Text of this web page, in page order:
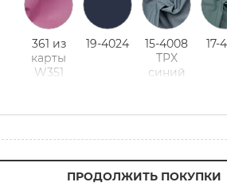
361 из
карты
W351
19-4024
15-4008
TPX
синий
17-
ПРОДОЛЖИТЬ ПОКУПКИ